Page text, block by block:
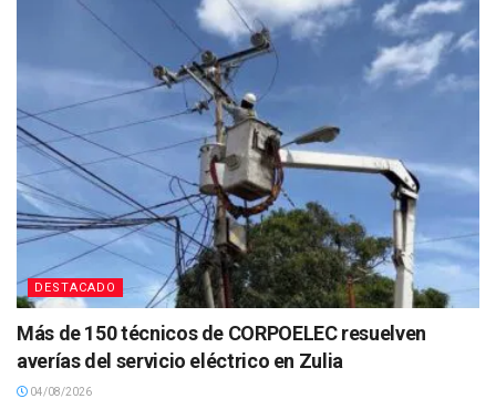
DESTACADO
Más de 150 técnicos de CORPOELEC resuelven
averías del servicio eléctrico en Zulia
04/08/2026